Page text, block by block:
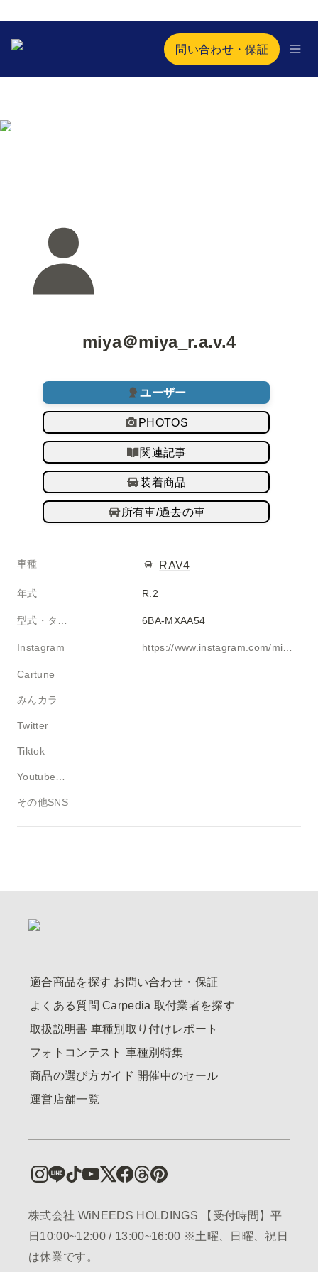
問い合わせ・保証
miya＠miya_r.a.v.4
ユーザー
PHOTOS
関連記事
装着商品
所有車/過去の車
車種 RAV4
年式 R.2
6BA-MXAA54
Instagram
Cartune
みんカラ
Twitter
Tiktok
その他SNS
適合商品を探す お問い合わせ・保証
よくある質問 Carpedia 取付業者を探す
取扱説明書 車種別取り付けレポート
フォトコンテスト 車種別特集
商品の選び方ガイド 開催中のセール
運営店舗一覧
株式会社 WiNEEDS HOLDINGS 【受付時間】平
日10:00~12:00 / 13:00~16:00 ※土曜、日曜、祝日
は休業です。